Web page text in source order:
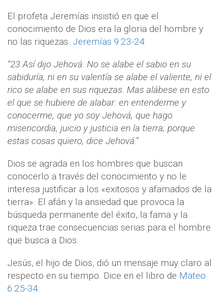
El profeta Jeremías insistió en que el
conocimiento de Dios era la gloria del hombre y
no las riquezas. Jeremías 9:23-24:
“23 Así dijo Jehová: No se alabe el sabio en su
sabiduría, ni en su valentía se alabe el valiente, ni el
rico se alabe en sus riquezas. Mas alábese en esto
el que se hubiere de alabar: en entenderme y
conocerme, que yo soy Jehová, que hago
misericordia, juicio y justicia en la tierra; porque
estas cosas quiero, dice Jehová.”
Dios se agrada en los hombres que buscan
conocerlo a través del conocimiento y no le
interesa justificar a los «exitosos y afamados de la
tierra». El afán y la ansiedad que provoca la
búsqueda permanente del éxito, la fama y la
riqueza trae consecuencias serias para el hombre
que busca a Dios.
Jesús, el hijo de Dios, dió un mensaje muy claro al
respecto en su tiempo. Dice en el libro de Mateo
6:25-34: